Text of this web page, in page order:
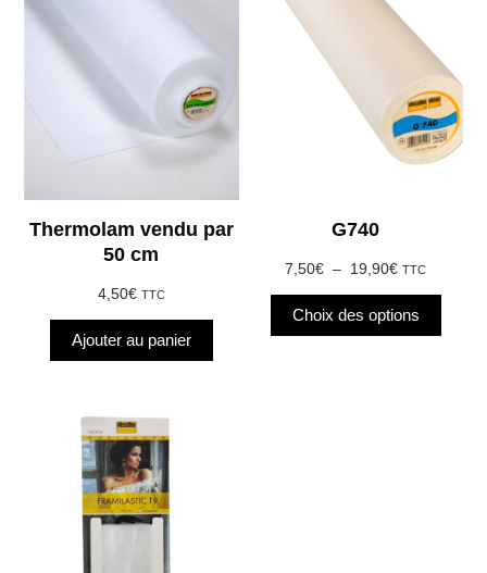
Thermolam vendu par
50 cm
4,50€ TTC
Ajouter au panier
G740
7,50€ – 19,90€Plage
prix :
TTC
Choix des options
produit
variations.
Les
options
peuvent
sur
page
produit